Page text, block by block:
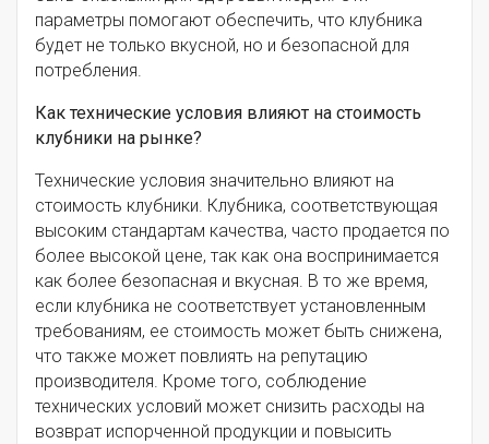
параметры помогают обеспечить, что клубника
будет не только вкусной, но и безопасной для
потребления.
Как технические условия влияют на стоимость
клубники на рынке?
Технические условия значительно влияют на
стоимость клубники. Клубника, соответствующая
высоким стандартам качества, часто продается по
более высокой цене, так как она воспринимается
как более безопасная и вкусная. В то же время,
если клубника не соответствует установленным
требованиям, ее стоимость может быть снижена,
что также может повлиять на репутацию
производителя. Кроме того, соблюдение
технических условий может снизить расходы на
возврат испорченной продукции и повысить